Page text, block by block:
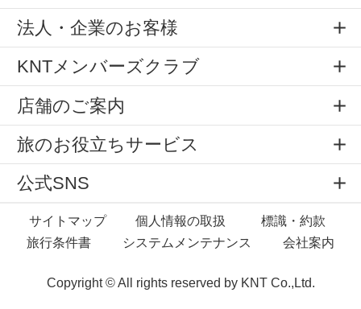
法人・企業のお客様
KNTメンバーズクラブ
店舗のご案内
旅のお役立ちサービス
公式SNS
サイトマップ 個人情報の取扱
標識・約款
旅行条件書
システムメンテナンス 会社案内
Copyright © All rights reserved by KNT Co.,Ltd.